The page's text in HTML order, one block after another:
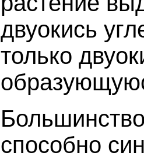
двуокись
только
способно